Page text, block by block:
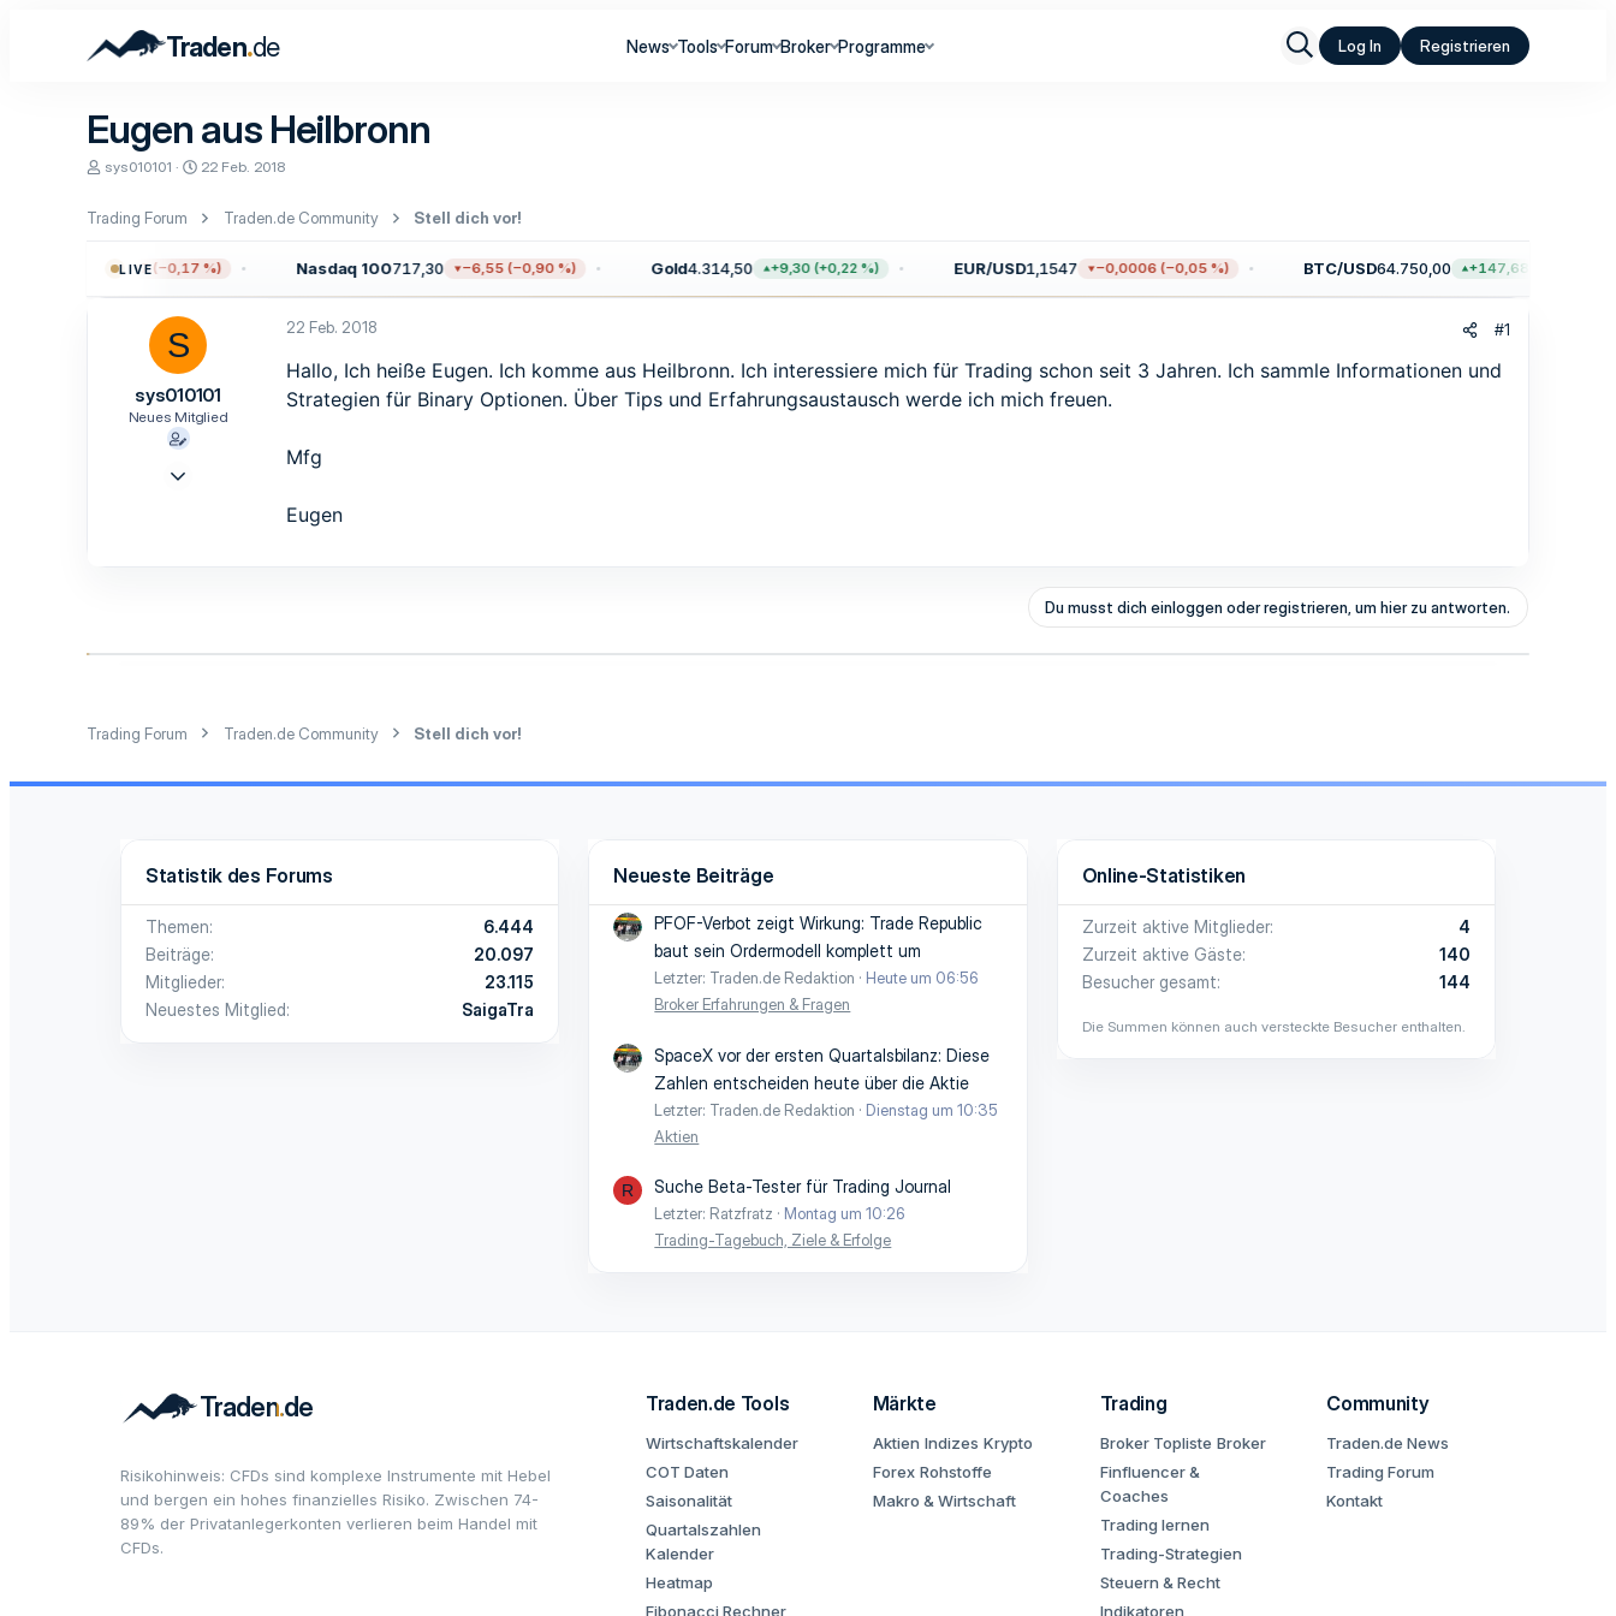
Traden.de News Tools Forum Broker Programme Log In Registrieren
Eugen aus Heilbronn
E
t
e
sys010101
E
t
t
m
22 Feb. 2018
Trading Forum Traden.de Community Stell dich vor!
LIVE
−12,97 (−0,17 %) Nasdaq 100717,30 −6,55 (−0,90 %) Gold4.314,50 +9,30 (+0,22 %) EUR/USD1,1547 −0,0006 (−0,05 %) BTC/USD64.750,00 +147,68 (+0,23 %)
S
sys010101
Neues Mitglied
22 Feb. 2018 #1
Hallo, Ich heiße Eugen. Ich komme aus Heilbronn. Ich interessiere mich für Trading schon seit 3 Jahren. Ich sammle Informationen und
Strategien für Binary Optionen. Über Tips und Erfahrungsaustausch werde ich mich freuen.
Mfg
Eugen
Du musst dich einloggen oder registrieren, um hier zu antworten.
Trading Forum Traden.de Community Stell dich vor!
Statistik des Forums
Themen
6.444
Beiträge
20.097
Mitglieder
23.115
Neuestes Mitglied
SaigaTra
Neueste Beiträge
PFOF-Verbot zeigt Wirkung: Trade Republic
baut sein Ordermodell komplett um
Letzter: Traden.de Redaktion
Heute um 06:56
Broker Erfahrungen & Fragen
SpaceX vor der ersten Quartalsbilanz: Diese
Zahlen entscheiden heute über die Aktie
Letzter: Traden.de Redaktion
Dienstag um 10:35
Aktien
R Suche Beta-Tester für Trading Journal
Letzter: Ratzfratz
Montag um 10:26
Trading-Tagebuch, Ziele & Erfolge
Online-Statistiken
Zurzeit aktive Mitglieder
4
Zurzeit aktive Gäste
140
Besucher gesamt
144
Die Summen können auch versteckte Besucher enthalten.
Risikohinweis: CFDs sind komplexe Instrumente mit Hebel
und bergen ein hohes finanzielles Risiko. Zwischen 74-
89% der Privatanlegerkonten verlieren beim Handel mit
CFDs.
Traden.de Tools
Wirtschaftskalender
COT Daten
Saisonalität
Quartalszahlen
Kalender
Heatmap
Fibonacci Rechner
Märkte
Aktien Indizes Krypto
Forex Rohstoffe
Makro & Wirtschaft
Trading
Broker Topliste Broker
Finfluencer &
Coaches
Trading lernen
Trading-Strategien
Steuern & Recht
Indikatoren
Community
Traden.de News
Trading Forum
Kontakt